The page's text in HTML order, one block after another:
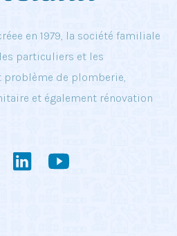
en 1979, la société familiale
particuliers et les
de plomberie,
et également rénovation